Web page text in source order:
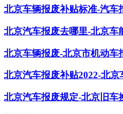
北京车辆报废补贴标准-汽车
北京汽车报废去哪里-北京车
北京车辆报废-北京市机动车
北京汽车报废补贴2022-北
北京汽车报废规定-北京旧车